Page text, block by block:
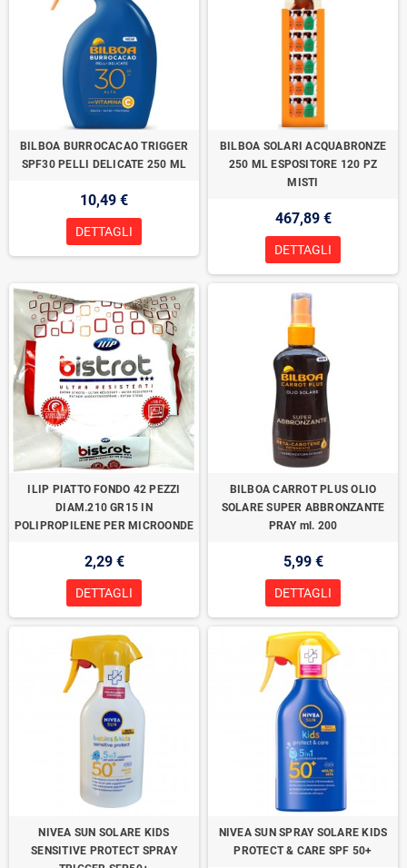
BILBOA BURROCACAO TRIGGER
SPF30 PELLI DELICATE 250 ML
10,49 €
DETTAGLI
BILBOA SOLARI ACQUABRONZE
250 ML ESPOSITORE 120 PZ
MISTI
467,89 €
DETTAGLI
ILIP PIATTO FONDO 42 PEZZI
DIAM.210 GR15 IN
POLIPROPILENE PER MICROONDE
2,29 €
DETTAGLI
BILBOA CARROT PLUS OLIO
SOLARE SUPER ABBRONZANTE
PRAY ml. 200
5,99 €
DETTAGLI
NIVEA SUN SOLARE KIDS
SENSITIVE PROTECT SPRAY
NIVEA SUN SPRAY SOLARE KIDS
PROTECT & CARE SPF 50+